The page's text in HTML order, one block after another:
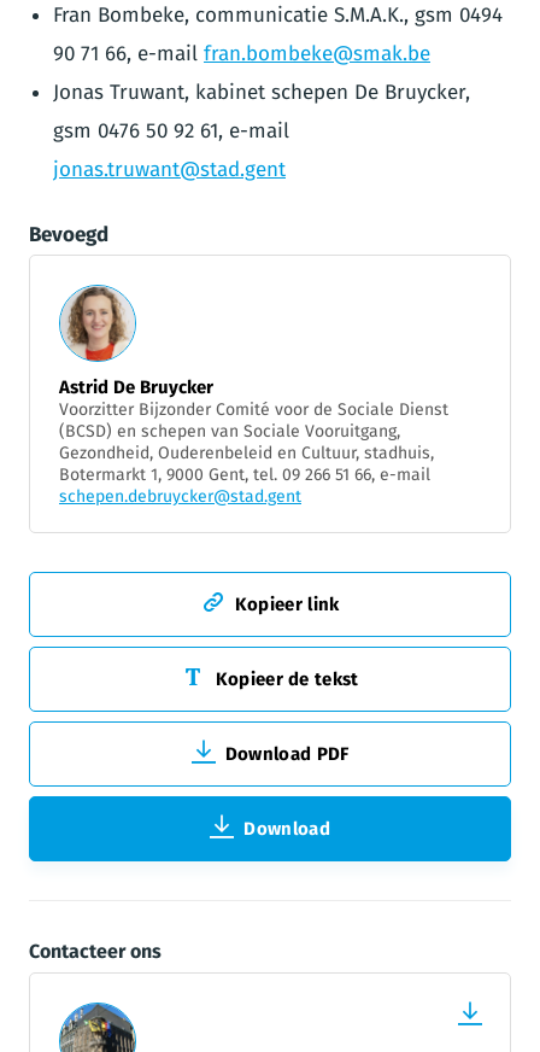
Fran Bombeke, communicatie S.M.A.K., gsm 0494
90 71 66, e-mail fran.bombeke@smak.be
Jonas Truwant, kabinet schepen De Bruycker,
gsm 0476 50 92 61, e-mail
jonas.truwant@stad.gent
Bevoegd
Astrid De Bruycker
Voorzitter Bijzonder Comité voor de Sociale Dienst
(BCSD) en schepen van Sociale Vooruitgang,
Gezondheid, Ouderenbeleid en Cultuur, stadhuis,
Botermarkt 1, 9000 Gent, tel. 09 266 51 66, e-mail
schepen.debruycker@stad.gent
Kopieer link
Kopieer de tekst
Download PDF
Download
Contacteer ons